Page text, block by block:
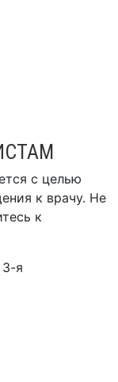
с целью
к врачу. Не
к
я